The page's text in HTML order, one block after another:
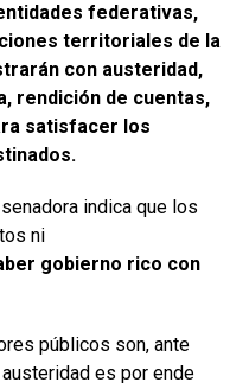
federativas,
territoriales de la
con austeridad,
rendición de cuentas,
satisfacer los
indica que los
ni
gobierno rico con
públicos son, ante
es por ende